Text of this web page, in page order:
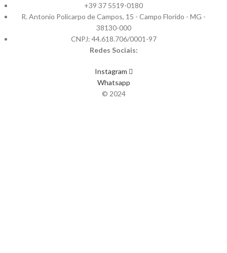
+39 37 5519-0180
R. Antonio Policarpo de Campos, 15 - Campo Florido - MG -
38130-000
CNPJ: 44.618.706/0001-97
Redes Sociais:
Instagram
Whatsapp
© 2024